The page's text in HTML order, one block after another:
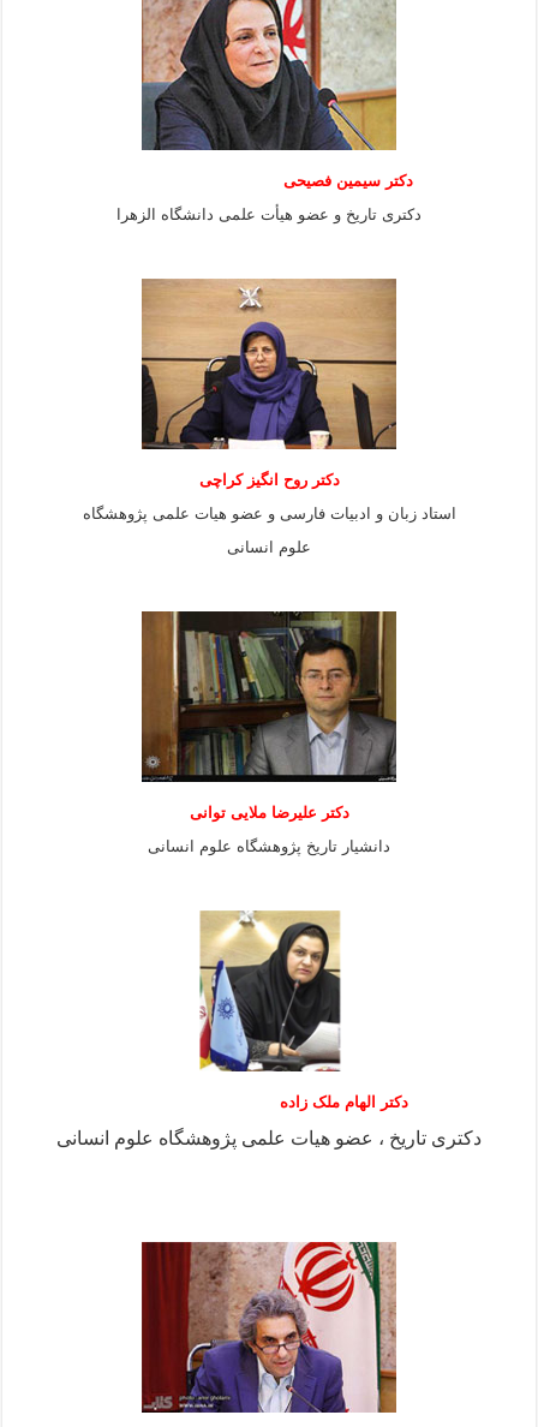
دکتر سیمین فصیحی
دکتری تاریخ و عضو هیأت علمی دانشگاه الزهرا
دکتر روح انگیز کراچی
استاد زبان و ادبیات فارسی و عضو هیات علمی پژوهشگاه
علوم انسانی
دكتر عليرضا ملايى توانی
دانشيار تاريخ پژوهشگاه علوم انسانی
دکتر الهام ملک زاده
دکتری تاریخ ، عضو هیات علمی پژوهشگاه علوم انسانی